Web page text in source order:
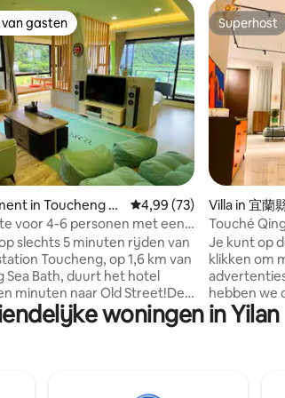
van 4,9 uit 5, 238 recensies
van gasten
van gasten
in Toucheng To
Gemiddelde
4,99 (73)
voor 4-6 personen met een
en warmwaterbron in
Guangyu
slechts 5 minuten rijden van
Toucheng, op 1,6 km van
Sea Bath, duurt het hotel
minuten naar Old Street!De
zit vol met kunstwerken die
bij online
50 NTD per persoon), biljart,
Superhost
Superhost
Villa in 宜蘭
Touché
augustus
elektrische
Switch,
Touché-
Je kunt op
klikken om
advertenties te
hebben we
gemaakt! Ik
dezelfde
woningen in Yilan